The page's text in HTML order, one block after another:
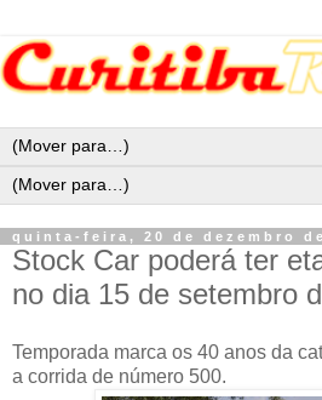
quinta-feira, 20 de dezembro
Stock Car poderá ter
no dia 15 de setembro
Temporada marca os 40 anos da
a corrida de número 500.